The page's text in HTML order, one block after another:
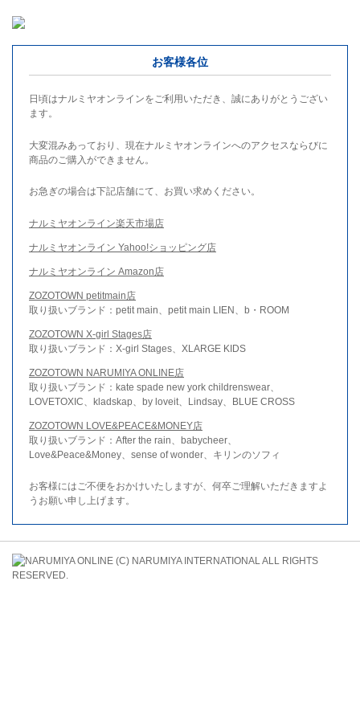
お客様各位
日頃はナルミヤオンラインをご利用いただき、誠にありがとうござい
ます。
大変混みあっており、現在ナルミヤオンラインへのアクセスならびに
商品のご購入ができません。
お急ぎの場合は下記店舗にて、お買い求めください。
ナルミヤオンライン楽天市場店
ナルミヤオンライン Yahoo!ショッピング店
ナルミヤオンライン Amazon店
ZOZOTOWN petitmain店
取り扱いブランド：petit main、petit main LIEN、b・ROOM
ZOZOTOWN X-girl Stages店
取り扱いブランド：X-girl Stages、XLARGE KIDS
ZOZOTOWN NARUMIYA ONLINE店
取り扱いブランド：kate spade new york childrenswear、
LOVETOXIC、kladskap、by loveit、Lindsay、BLUE CROSS
ZOZOTOWN LOVE&PEACE&MONEY店
取り扱いブランド：After the rain、babycheer、
Love&Peace&Money、sense of wonder、キリンのソフィ
お客様にはご不便をおかけいたしますが、何卒ご理解いただきますよ
うお願い申し上げます。